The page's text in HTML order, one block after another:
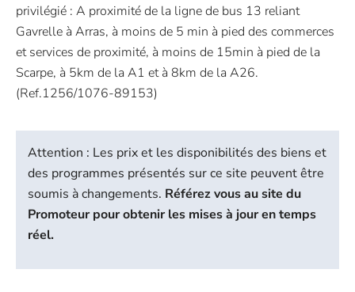
privilégié : A proximité de la ligne de bus 13 reliant
Gavrelle à Arras, à moins de 5 min à pied des commerces
et services de proximité, à moins de 15min à pied de la
Scarpe, à 5km de la A1 et à 8km de la A26.
(Ref.1256/1076-89153)
Attention : Les prix et les disponibilités des biens et
des programmes présentés sur ce site peuvent être
soumis à changements. Référez vous au site du
Promoteur pour obtenir les mises à jour en temps
réel.